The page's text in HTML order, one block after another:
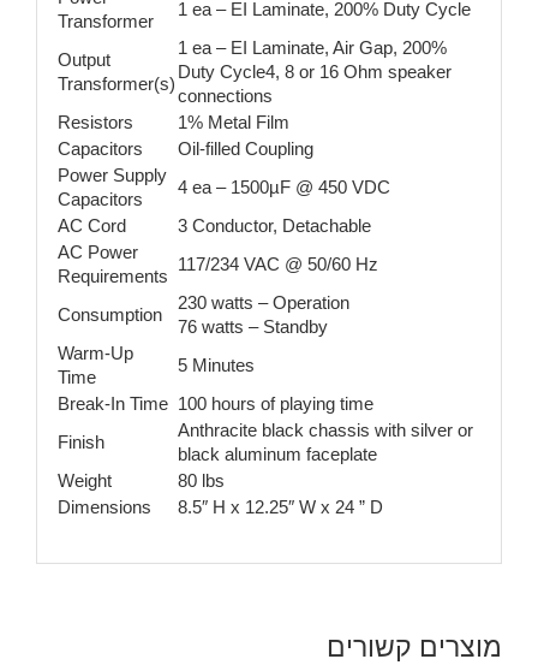
Transformer
1 ea – EI Laminate, 200% Duty Cycle
Output
Transformer(s)
1 ea – EI Laminate, Air Gap, 200%
Duty Cycle4, 8 or 16 Ohm speaker
connections
Resistors
1% Metal Film
Capacitors
Oil-filled Coupling
Power Supply
Capacitors
4 ea – 1500µF @ 450 VDC
AC Cord
3 Conductor, Detachable
AC Power
Requirements
117/234 VAC @ 50/60 Hz
Consumption
230 watts – Operation
76 watts – Standby
Warm-Up
Time
5 Minutes
Break-In Time 100 hours of playing time
Finish
Anthracite black chassis with silver or
black aluminum faceplate
Weight
80 lbs
Dimensions
8.5″ H x 12.25″ W x 24 ” D
מוצרים קשורים